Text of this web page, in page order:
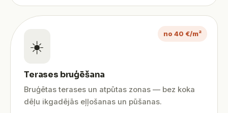
no 40 €/m²
☀️
Terases bruģēšana
Bruģētas terases un atpūtas zonas — bez koka
dēļu ikgadējās eļļošanas un pūšanas.